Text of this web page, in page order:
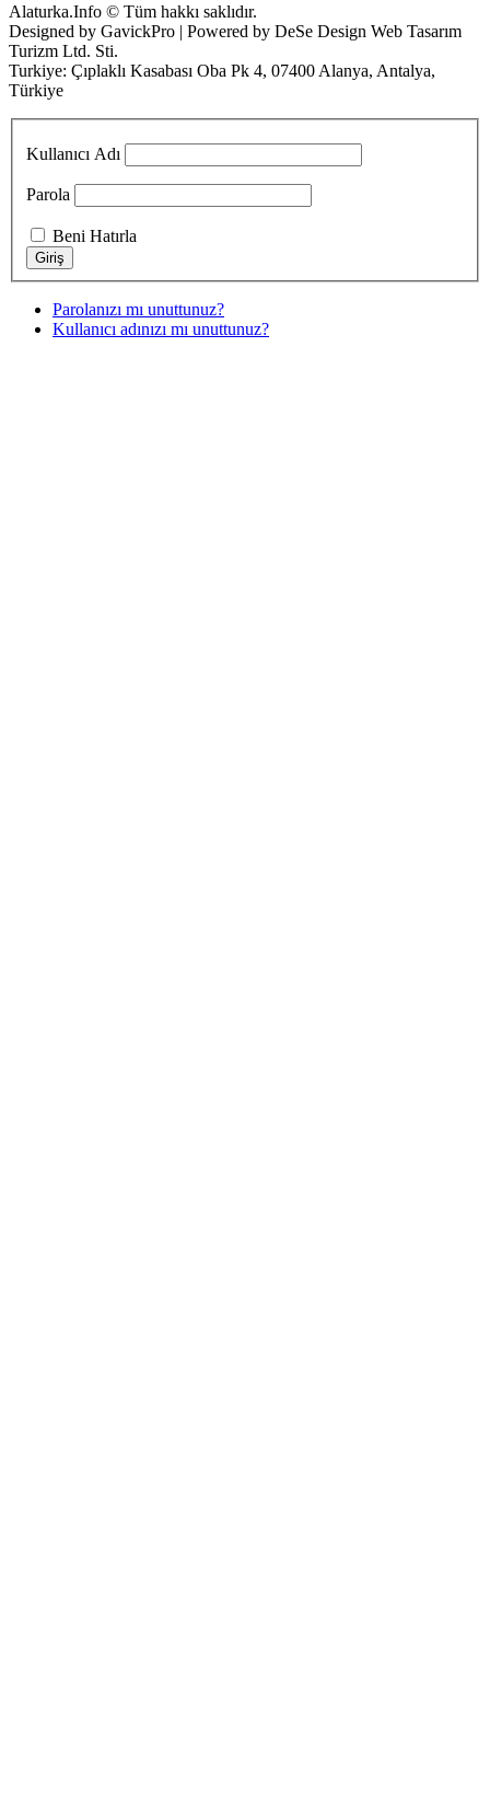
Alaturka.Info © Tüm hakkı saklıdır.
Designed by GavickPro | Powered by DeSe Design Web Tasarım
Turizm Ltd. Sti.
Turkiye: Çıplaklı Kasabası Oba Pk 4, 07400 Alanya, Antalya,
Türkiye
Kullanıcı Adı
Parola
Beni Hatırla
Parolanızı mı unuttunuz?
Kullanıcı adınızı mı unuttunuz?